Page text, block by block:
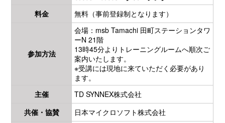
料金
無料（事前登録制となります）
参加方法
会場：msb Tamachi 田町ステーションタワ
ーN 21階
13時45分よりトレーニングルームへ順次ご
案内いたします。
※受講には現地に来ていただく必要があり
ます。
主催
TD SYNNEX株式会社
共催・協賛
日本マイクロソフト株式会社